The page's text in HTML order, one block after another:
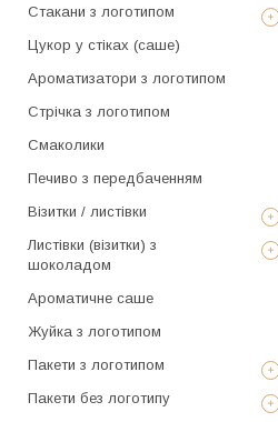
Стакани з логотипом
Цукор у стіках (саше)
Ароматизатори з логотипом
Стрічка з логотипом
Смаколики
Печиво з передбаченням
Візитки / листівки
Листівки (візитки) з
шоколадом
Ароматичне саше
Жуйка з логотипом
Пакети з логотипом
Пакети без логотипу